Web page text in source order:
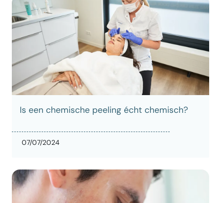
Is een chemische peeling écht chemisch?
07/07/2024